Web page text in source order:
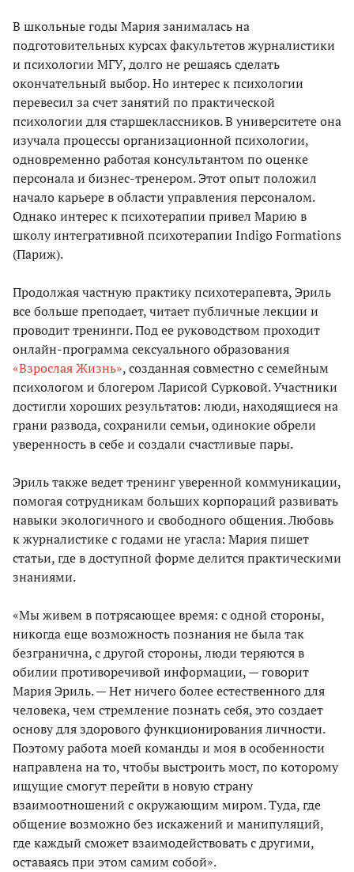
В школьные годы Мария занималась на
подготовительных курсах факультетов журналистики
и психологии МГУ, долго не решаясь сделать
окончательный выбор. Но интерес к психологии
перевесил за счет занятий по практической
психологии для старшеклассников. В университете она
изучала процессы организационной психологии,
одновременно работая консультантом по оценке
персонала и бизнес-тренером. Этот опыт положил
начало карьере в области управления персоналом.
Однако интерес к психотерапии привел Марию в
школу интегративной психотерапии Indigo Formations
(Париж).
Продолжая частную практику психотерапевта, Эриль
все больше преподает, читает публичные лекции и
проводит тренинги. Под ее руководством проходит
онлайн-программа сексуального образования
«Взрослая Жизнь», созданная совместно с семейным
психологом и блогером Ларисой Сурковой. Участники
достигли хороших результатов: люди, находящиеся на
грани развода, сохранили семьи, одинокие обрели
уверенность в себе и создали счастливые пары.
Эриль также ведет тренинг уверенной коммуникации,
помогая сотрудникам больших корпораций развивать
навыки экологичного и свободного общения. Любовь
к журналистике с годами не угасла: Мария пишет
статьи, где в доступной форме делится практическими
знаниями.
«Мы живем в потрясающее время: с одной стороны,
никогда еще возможность познания не была так
безгранична, с другой стороны, люди теряются в
обилии противоречивой информации, — говорит
Мария Эриль. — Нет ничего более естественного для
человека, чем стремление познать себя, это создает
основу для здорового функционирования личности.
Поэтому работа моей команды и моя в особенности
направлена на то, чтобы выстроить мост, по которому
ищущие смогут перейти в новую страну
взаимоотношений с окружающим миром. Туда, где
общение возможно без искажений и манипуляций,
где каждый сможет взаимодействовать с другими,
оставаясь при этом самим собой».